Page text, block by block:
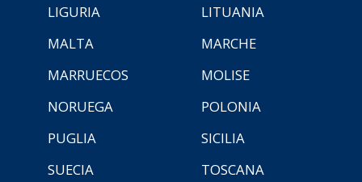
LIGURIA
LITUANIA
MALTA
MARCHE
MARRUECOS
MOLISE
NORUEGA
POLONIA
PUGLIA
SICILIA
SUECIA
TOSCANA